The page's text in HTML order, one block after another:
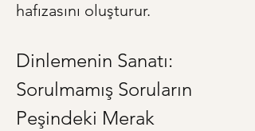
hafızasını oluşturur.
Dinlemenin Sanatı:
Sorulmamış Soruların
Peşindeki Merak